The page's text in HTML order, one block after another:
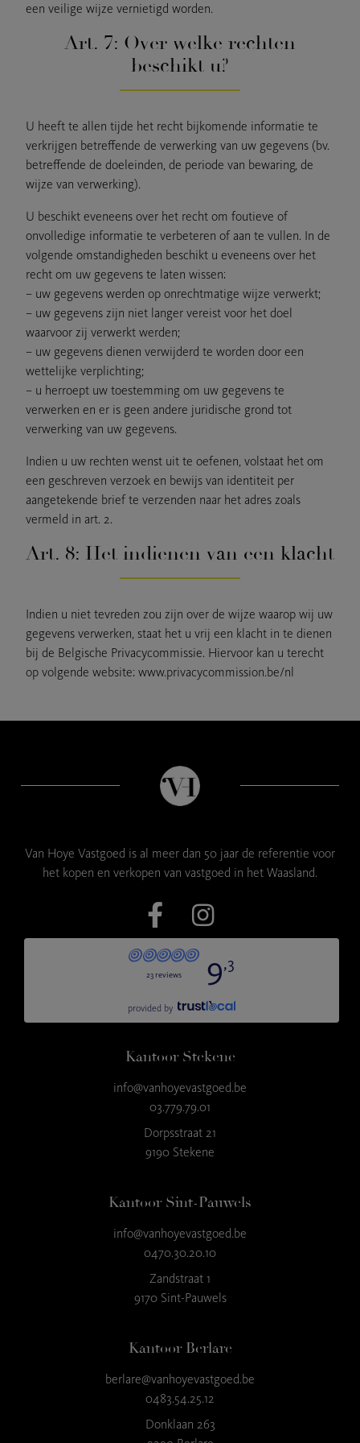
een veilige wijze vernietigd worden.
Art. 7: Over welke rechten
beschikt u?
U heeft te allen tijde het recht bijkomende informatie te
verkrijgen betreffende de verwerking van uw gegevens (bv.
betreffende de doeleinden, de periode van bewaring, de
wijze van verwerking).
U beschikt eveneens over het recht om foutieve of
onvolledige informatie te verbeteren of aan te vullen. In de
volgende omstandigheden beschikt u eveneens over het
recht om uw gegevens te laten wissen:
– uw gegevens werden op onrechtmatige wijze verwerkt;
– uw gegevens zijn niet langer vereist voor het doel
waarvoor zij verwerkt werden;
– uw gegevens dienen verwijderd te worden door een
wettelijke verplichting;
– u herroept uw toestemming om uw gegevens te
verwerken en er is geen andere juridische grond tot
verwerking van uw gegevens.
Indien u uw rechten wenst uit te oefenen, volstaat het om
een geschreven verzoek en bewijs van identiteit per
aangetekende brief te verzenden naar het adres zoals
vermeld in art. 2.
Art. 8: Het indienen van een klacht
Indien u niet tevreden zou zijn over de wijze waarop wij uw
gegevens verwerken, staat het u vrij een klacht in te dienen
bij de Belgische Privacycommissie. Hiervoor kan u terecht
op volgende website: www.privacycommission.be/nl
Van Hoye Vastgoed is al meer dan 50 jaar de referentie voor
het kopen en verkopen van vastgoed in het Waasland.
Kantoor Stekene
info@vanhoyevastgoed.be
03.779.79.01
Dorpsstraat 21
9190 Stekene
Kantoor Sint-Pauwels
info@vanhoyevastgoed.be
0470.30.20.10
Zandstraat 1
9170 Sint-Pauwels
Kantoor Berlare
berlare@vanhoyevastgoed.be
0483.54.25.12
Donklaan 263